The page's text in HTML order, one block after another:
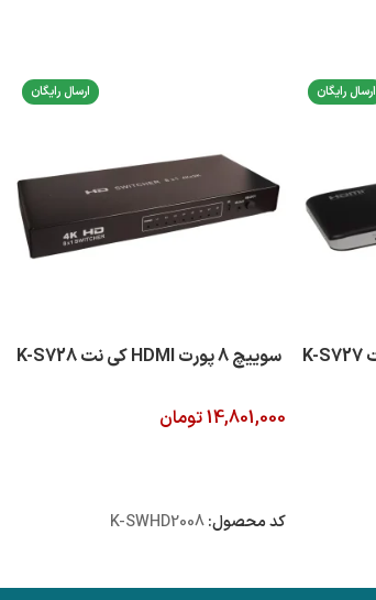
ارسال رایگان ارسال رایگان
سوییچ 8 پورت HDMI کی نت K-S728
14,801,000تومان
کد محصول:K-SWHD2008